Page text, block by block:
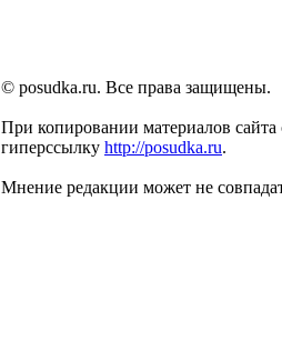
© posudka.ru. Все права защищены.
При копировании материалов сайта
гиперссылку http://posudka.ru.
Мнение редакции может не